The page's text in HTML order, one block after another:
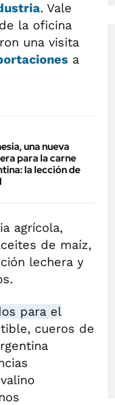
. Vale
la oficina
una visita
a
una nueva
para la carne
la lección de
agrícola,
de maíz,
lechera y
para el
cueros de